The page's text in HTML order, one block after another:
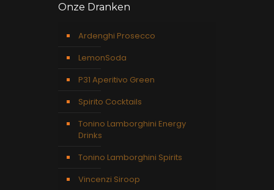
Onze Dranken
Ardenghi Prosecco
LemonSoda
P31 Aperitivo Green
Spirito Cocktails
Tonino Lamborghini Energy
Drinks
Tonino Lamborghini Spirits
Vincenzi Siroop